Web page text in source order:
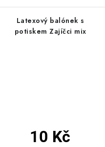
Latexový balónek s
potiskem Zajíčci mix
10 Kč